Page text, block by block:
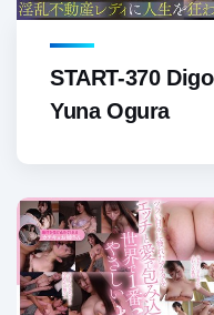
START-370
Yuna Ogura